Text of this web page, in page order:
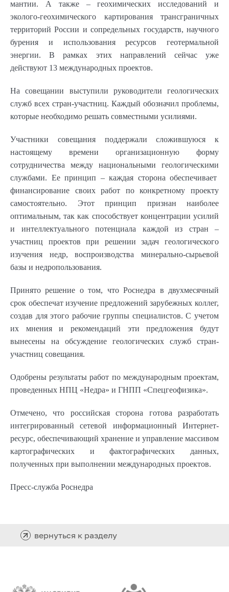
мантии. А также – геохимических исследований и
эколого-геохимического картирования трансграничных
территорий России и сопредельных государств, научного
бурения и использования ресурсов геотермальной
энергии. В рамках этих направлений сейчас уже
действуют 13 международных проектов.
На совещании выступили руководители геологических
служб всех стран-участниц. Каждый обозначил проблемы,
которые необходимо решать совместными усилиями.
Участники совещания поддержали сложившуюся к
настоящему времени организационную форму
сотрудничества между национальными геологическими
службами. Ее принцип – каждая сторона обеспечивает
финансирование своих работ по конкретному проекту
самостоятельно. Этот принцип признан наиболее
оптимальным, так как способствует концентрации усилий
и интеллектуального потенциала каждой из стран –
участниц проектов при решении задач геологического
изучения недр, воспроизводства минерально-сырьевой
базы и недропользования.
Принято решение о том, что Роснедра в двухмесячный
срок обеспечат изучение предложений зарубежных коллег,
создав для этого рабочие группы специалистов. С учетом
их мнения и рекомендаций эти предложения будут
вынесены на обсуждение геологических служб стран-
участниц совещания.
Одобрены результаты работ по международным проектам,
проведенных НПЦ «Недра» и ГНПП «Спецгеофизика».
Отмечено, что российская сторона готова разработать
интегрированный сетевой информационный Интернет-
ресурс, обеспечивающий хранение и управление массивом
картографических и фактографических данных,
полученных при выполнении международных проектов.
Пресс-служба Роснедра
вернуться к разделу